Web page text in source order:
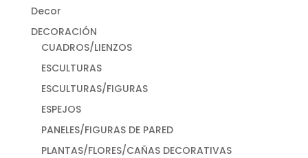
Decor
DECORACIÓN
CUADROS/LIENZOS
ESCULTURAS
ESCULTURAS/FIGURAS
ESPEJOS
PANELES/FIGURAS DE PARED
PLANTAS/FLORES/CAÑAS DECORATIVAS